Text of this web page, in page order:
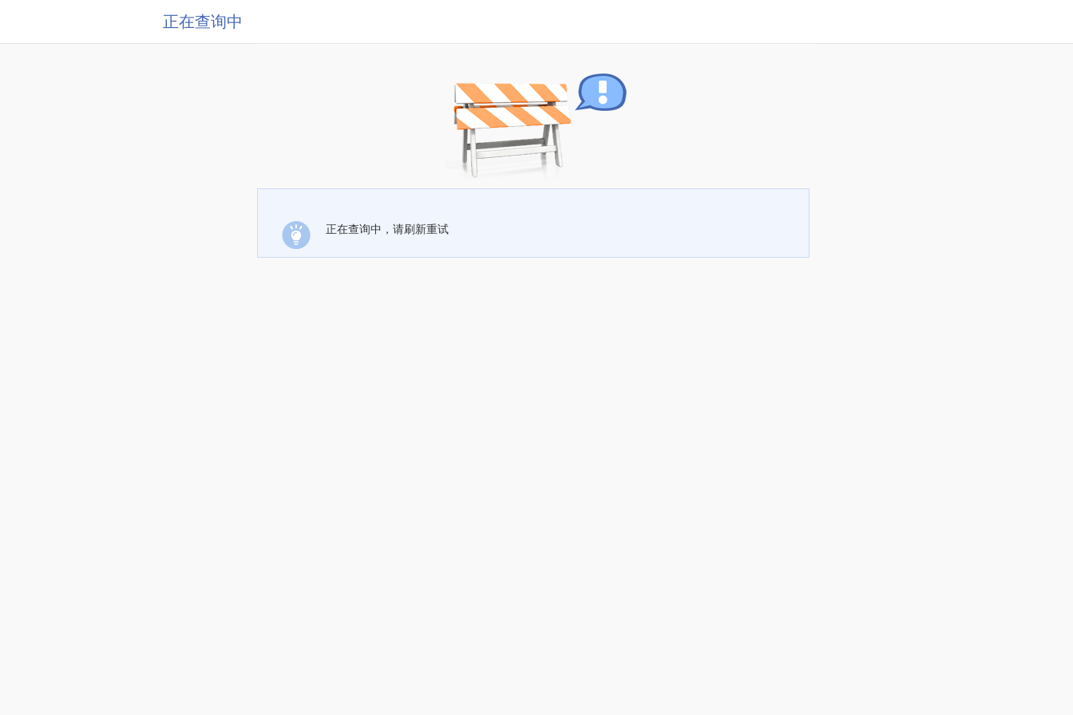
正在查询中
正在查询中，请刷新重试